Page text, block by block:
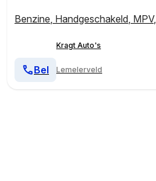
Benzine, Handgeschakeld, MPV,
Kragt Auto's
Lemelerveld
Bel